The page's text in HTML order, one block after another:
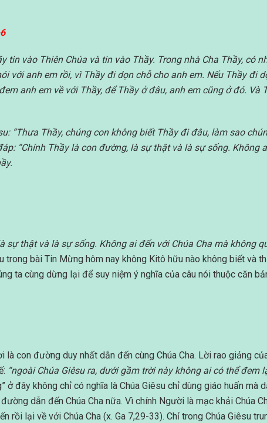
tin vào Thiên Chúa và tin vào Thầy. Trong nhà Cha Thầy, có
với anh em rồi, vì Thầy đi dọn chỗ cho anh em. Nếu Thầy đi
anh em về với Thầy, để Thầy ở đâu, anh em cũng ở đó. Và
“Thưa Thầy, chúng con không biết Thầy đi đâu, làm sao
“Chính Thầy là con đường, là sự thật và là sự sống. Không
sự thật và là sự sống. Không ai đến với Chúa Cha mà không
trong bài Tin Mừng hôm nay không Kitô hữu nào không biết và
ta cùng dừng lại để suy niệm ý nghĩa của câu nói thuộc căn
là con đường duy nhất dẫn đến cùng Chúa Cha. Lời rao giảng
“ngoài Chúa Giêsu ra, dưới gầm trời này không ai có thể đem
ở đây không chỉ có nghĩa là Chúa Giêsu chỉ dùng giáo huấn mà
dẫn đến Chúa Cha nữa. Vì chính Người là mạc khải Chúa
rồi lại về với Chúa Cha (x. Ga 7,29-33). Chỉ trong Chúa Giêsu